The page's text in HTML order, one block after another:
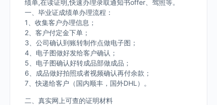
绩单,在读证明,快速办理录取通知书offer、驾照等。
一、毕业证成绩单办理流程：
1、收集客户办理信息；
2、客户付定金下单；
3、公司确认到账转制作点做电子图；
4、电子图做好发给客户确认；
5、电子图确认好转成品部做成品；
6、成品做好拍照或者视频确认再付余款；
7、快递给客户（国内顺丰，国外DHL）。
二、真实网上可查的证明材料